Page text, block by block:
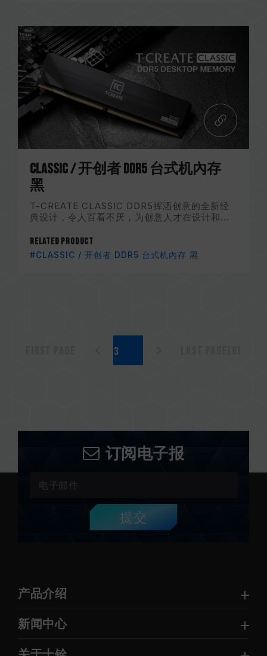
CLASSIC / 开创者 DDR5 台式机內存
黑
T-CREATE CLASSIC DDR5挥洒创意的全新经
典设计，令人百看不厌，为创意人才在设计和...
Related Product
#CLASSIC / 开创者 DDR5 台式机內存 黑
订阅电子报
提交
产品介绍
新闻中心